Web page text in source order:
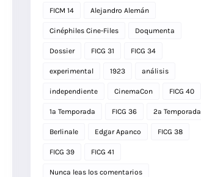
FICM 14 Alejandro Alemán
Cinéphiles Cine-Files Doqumenta
Dossier FICG 31 FICG 34
experimental 1923 análisis
independiente CinemaCon FICG 40
1a Temporada FICG 36 2a Temporada
Berlinale Edgar Apanco FICG 38
FICG 39 FICG 41
Nunca leas los comentarios